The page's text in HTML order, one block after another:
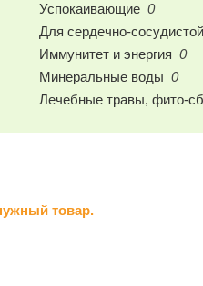
Успокаивающие 0
Для сердечно-
Иммунитет и энергия 0
Минеральные воды 0
Лечебные травы, фито-
товар.